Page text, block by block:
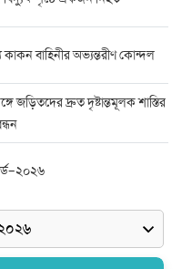
কাকন বাহিনীর অভ্যন্তরীণ কোন্দল
জড়িতদের দ্রুত দৃষ্টান্তমূলক শাস্তির
গুলি, মাদক ও নগদ অর্থ উদ্ধার,